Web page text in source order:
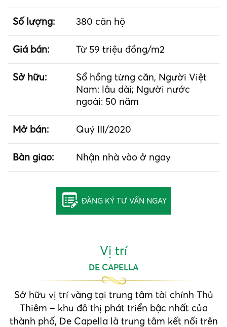
Số lượng: 380 căn hộ
Giá bán: Từ 59 triệu đồng/m2
Sở hữu:
Sổ hồng từng căn, Người Việt
Nam: lâu dài; Người nước
ngoài: 50 năm
Mở bán: Quý III/2020
Bàn giao: Nhận nhà vào ở ngay
ĐĂNG KÝ TƯ VẤN NGAY
Vị trí
DE CAPELLA
Sở hữu vị trí vàng tại trung tâm tài chính Thủ
Thiêm – khu đô thị phát triển bậc nhất của
thành phố, De Capella là trung tâm kết nối trên